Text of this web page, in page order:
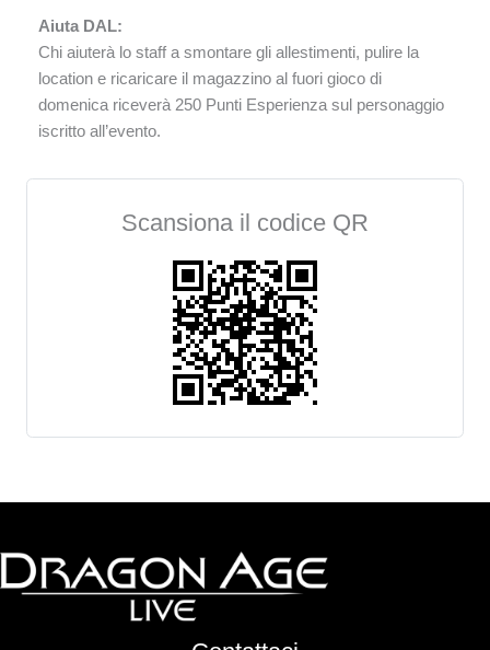
Aiuta DAL:
Chi aiuterà lo staff a smontare gli allestimenti, pulire la
location e ricaricare il magazzino al fuori gioco di
domenica riceverà 250 Punti Esperienza sul personaggio
iscritto all’evento.
Scansiona il codice QR